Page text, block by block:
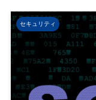
セキュリティ